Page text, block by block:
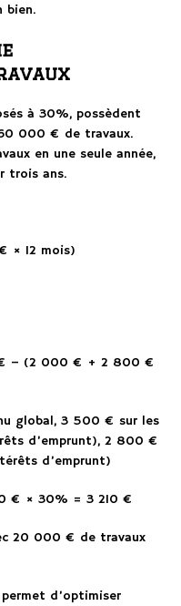
bien.
à 30%, possèdent
000 € de travaux.
en une seule année,
trois ans.
× 12 mois)
€ – (2 000 € + 2 800 €
global, 3 500 € sur les
d’emprunt), 2 800 €
d’emprunt)
€ × 30% = 3 210 €
20 000 € de travaux
d’optimiser